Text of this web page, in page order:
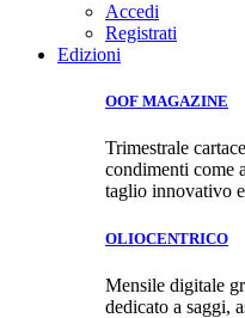
Accedi
Registrati
Edizioni
OOF MAGAZINE
Trimestrale
condimenti come
taglio innovativo
OLIOCENTRICO
Mensile digitale
dedicato a saggi,